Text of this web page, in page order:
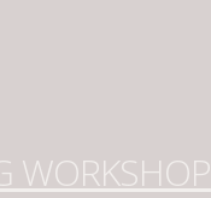
WORKSHOP